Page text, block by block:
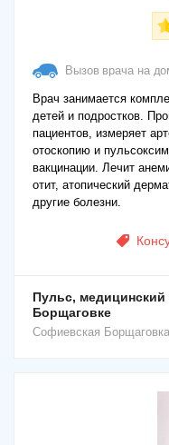
Вызов врача на
Врач занимается
детей и подростков.
пациентов, измеряет
отоскопию и
вакцинации. Лечит
отит, атопический
другие болезни.
Пульс,
Борщаговке
Софиевская Борщаговка